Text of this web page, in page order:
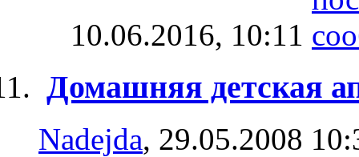
10.06.2016, 10:11
Домашняя детская
Nadejda, 29.05.2008